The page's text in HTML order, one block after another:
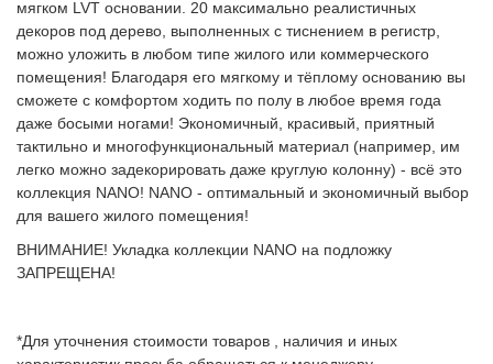
мягком LVT основании. 20 максимально реалистичных
декоров под дерево, выполненных с тиснением в регистр,
можно уложить в любом типе жилого или коммерческого
помещения! Благодаря его мягкому и тёплому основанию вы
сможете с комфортом ходить по полу в любое время года
даже босыми ногами! Экономичный, красивый, приятный
тактильно и многофункциональный материал (например, им
легко можно задекорировать даже круглую колонну) - всё это
коллекция NANO! NANO - оптимальный и экономичный выбор
для вашего жилого помещения!
ВНИМАНИЕ! Укладка коллекции NANO на подложку
ЗАПРЕЩЕНА!
*Для уточнения стоимости товаров , наличия и иных